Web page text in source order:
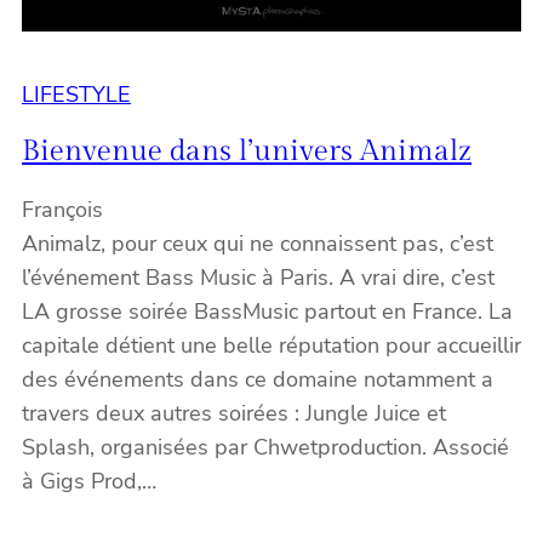
LIFESTYLE
Bienvenue dans l’univers Animalz
François
Animalz, pour ceux qui ne connaissent pas, c’est
l’événement Bass Music à Paris. A vrai dire, c’est
LA grosse soirée BassMusic partout en France. La
capitale détient une belle réputation pour accueillir
des événements dans ce domaine notamment a
travers deux autres soirées : Jungle Juice et
Splash, organisées par Chwetproduction. Associé
à Gigs Prod,…